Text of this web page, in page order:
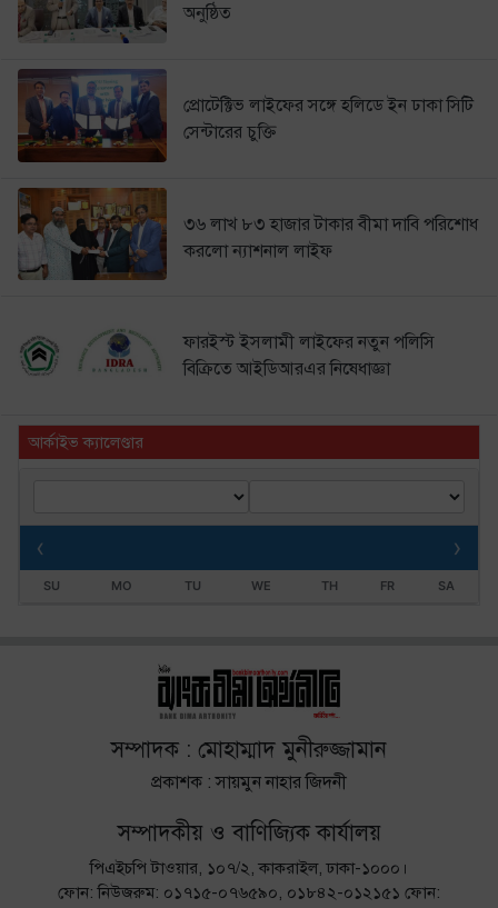
অনুষ্ঠিত
প্রোটেক্টিভ লাইফের সঙ্গে হলিডে ইন ঢাকা সিটি
সেন্টারের চুক্তি
৩৬ লাখ ৮৩ হাজার টাকার বীমা দাবি পরিশোধ
করলো ন্যাশনাল লাইফ
ফারইস্ট ইসলামী লাইফের নতুন পলিসি
বিক্রিতে আইডিআরএর নিষেধাজ্ঞা
আর্কাইভ ক্যালেণ্ডার
‹ ›
SU MO TU WE TH FR SA
সম্পাদক : মোহাম্মাদ মুনীরুজ্জামান
প্রকাশক : সায়মুন নাহার জিদনী
সম্পাদকীয় ও বাণিজ্যিক কার্যালয়
পিএইচপি টাওয়ার, ১০৭/২, কাকরাইল, ঢাকা-১০০০।
ফোন: নিউজরুম: ০১৭১৫-০৭৬৫৯০, ০১৮৪২-০১২১৫১ ফোন: